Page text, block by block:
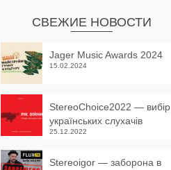
СВЕЖИЕ НОВОСТИ
Jager Music Awards 2024
15.02.2024
StereoChoice2022 — вибір
українських слухачів
25.12.2022
Stereoigor — заборона в